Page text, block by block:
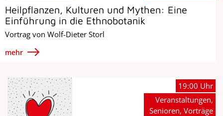
Heilpflanzen, Kulturen und Mythen: Eine
Einführung in die Ethnobotanik
Vortrag von Wolf-Dieter Storl
mehr
19:00 Uhr
Veranstaltungen,
Senioren, Vorträge